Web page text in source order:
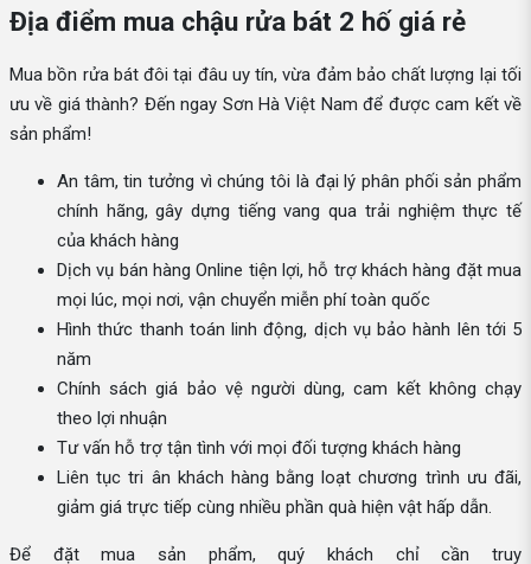
Địa điểm mua chậu rửa bát 2 hố giá rẻ
Mua bồn rửa bát đôi tại đâu uy tín, vừa đảm bảo chất lượng lại tối
ưu về giá thành? Đến ngay Sơn Hà Việt Nam để được cam kết về
sản phẩm!
An tâm, tin tưởng vì chúng tôi là đại lý phân phối sản phẩm
chính hãng, gây dựng tiếng vang qua trải nghiệm thực tế
của khách hàng
Dịch vụ bán hàng Online tiện lợi, hỗ trợ khách hàng đặt mua
mọi lúc, mọi nơi, vận chuyển miễn phí toàn quốc
Hình thức thanh toán linh động, dịch vụ bảo hành lên tới 5
năm
Chính sách giá bảo vệ người dùng, cam kết không chạy
theo lợi nhuận
Tư vấn hỗ trợ tận tình với mọi đối tượng khách hàng
Liên tục tri ân khách hàng bằng loạt chương trình ưu đãi,
giảm giá trực tiếp cùng nhiều phần quà hiện vật hấp dẫn.
Để đặt mua sản phẩm, quý khách chỉ cần truy